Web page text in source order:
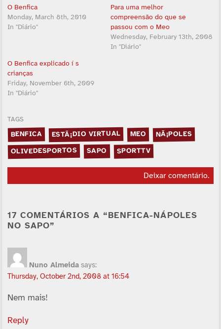
O Benfica
Monday, March 8th, 2010
In "Diário"
Para uma melhor
compreensão do que se
passou com o Meo
Wednesday, February 13th, 2008
In "Diário"
O Benfica explicado í s
crianças
Friday, November 6th, 2009
In "Diário"
TAGS
BENFICA ESTÃ¡DIO VIRTUAL MEO NÃ¡POLES
OLIVEDESPORTOS SAPO SPORTTV
Deixar comentário.
17 COMENTÁRIOS A “BENFICA-NÁPOLES
NO SAPO”
Nuno Almeida says:
Thursday, October 2nd, 2008 at 16:54
Nem mais!
Reply